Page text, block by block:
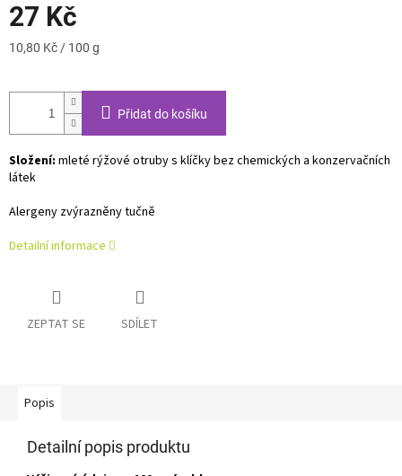
27 Kč
Měrná
10,80 Kč / 100 g
Přidat do košíku
Složení: mleté rýžové otruby s klíčky bez chemických a konzervačních
látek
Alergeny zvýrazněny tučně
Detailní informace
ZEPTAT SE SDÍLET
Popis
Detailní popis produktu